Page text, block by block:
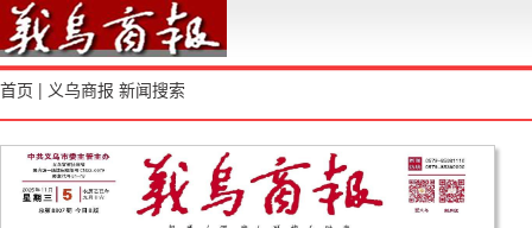
首页 | 义乌商报 新闻搜索